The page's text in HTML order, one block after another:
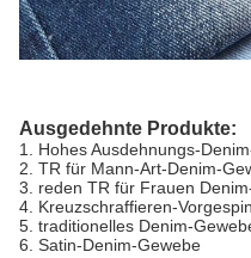
Ausgedehnte Produkte:
1. Hohes Ausdehnungs-
2. TR für Mann-Art-Denim-
3. reden TR für Frauen
4. Kreuzschraffieren-
5. traditionelles Denim-
6. Satin-Denim-Gewebe